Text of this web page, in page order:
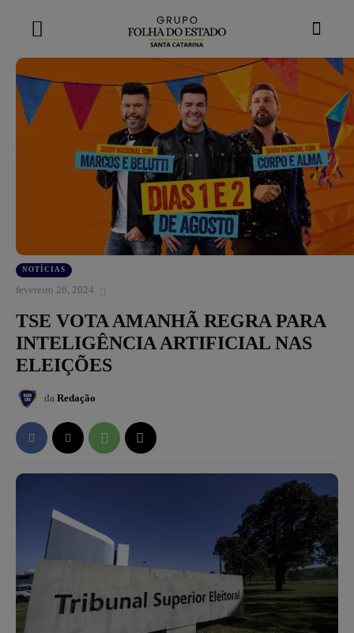
NOTÍCIAS
fevereiro 26, 2024
TSE VOTA AMANHÃ REGRA PARA
INTELIGÊNCIA ARTIFICIAL NAS
ELEIÇÕES
da Redação